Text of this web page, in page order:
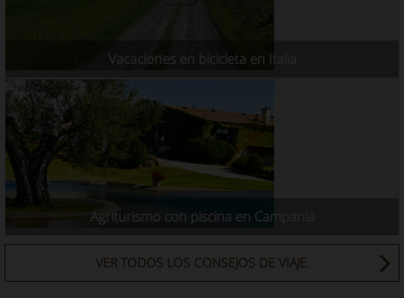
Vacaciones en bicicleta en Italia
Agriturismo con piscina en Campania
VER TODOS LOS CONSEJOS DE VIAJE.